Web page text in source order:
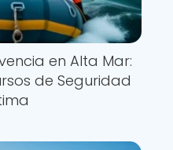
en Alta Mar:
de Seguridad